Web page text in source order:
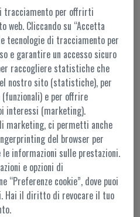
AL PORTALE
accessibili ai soli utenti registrati.
tramiteMyZEISS
contattaci
tracciamento per offrirti
web. Cliccando su “Accetta
tecnologie di tracciamento per
e garantire un accesso sicuro
raccogliere statistiche che
nostro sito (statistiche), per
e per offrire
interessi (marketing).
marketing, ci permetti anche
del browser per
informazioni sulle prestazioni.
e opzioni di
“Preferenze cookie”, dove puoi
Hai il diritto di revocare il tuo